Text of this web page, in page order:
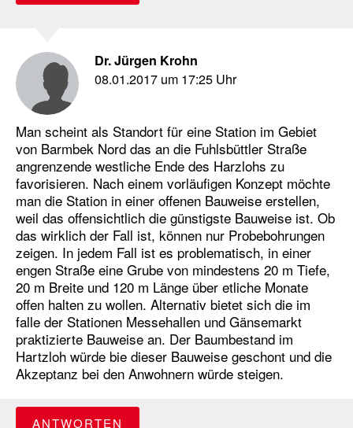
Dr. Jürgen Krohn
08.01.2017 um 17:25 Uhr
Man scheint als Standort für eine Station im Gebiet
von Barmbek Nord das an die Fuhlsbüttler Straße
angrenzende westliche Ende des Harzlohs zu
favorisieren. Nach einem vorläufigen Konzept möchte
man die Station in einer offenen Bauweise erstellen,
weil das offensichtlich die günstigste Bauweise ist. Ob
das wirklich der Fall ist, können nur Probebohrungen
zeigen. In jedem Fall ist es problematisch, in einer
engen Straße eine Grube von mindestens 20 m Tiefe,
20 m Breite und 120 m Länge über etliche Monate
offen halten zu wollen. Alternativ bietet sich die im
falle der Stationen Messehallen und Gänsemarkt
praktizierte Bauweise an. Der Baumbestand im
Hartzloh würde bie dieser Bauweise geschont und die
Akzeptanz bei den Anwohnern würde steigen.
ANTWORTEN